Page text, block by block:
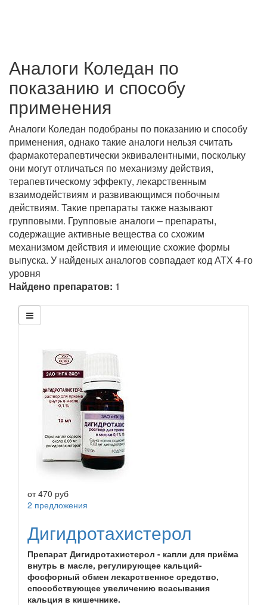
Аналоги Коледан по
показанию и способу
применения
Аналоги Коледан подобраны по показанию и способу
применения, однако такие аналоги нельзя считать
фармакотерапевтически эквивалентными, поскольку
они могут отличаться по механизму действия,
терапевтическому эффекту, лекарственным
взаимодействиям и развивающимся побочным
действиям. Такие препараты также называют
групповыми. Групповые аналоги – препараты,
содержащие активные вещества со схожим
механизмом действия и имеющие схожие формы
выпуска. У найденых аналогов совпадает код АТХ 4-го
уровня
Найдено препаратов: 1
от470 руб
2 предложения
Дигидротахистерол
Препарат Дигидротахистерол - капли для приёма
внутрь в масле, регулирующее кальций-
фосфорный обмен лекарственное средство,
способствующее увеличению всасывания
кальция в кишечнике.